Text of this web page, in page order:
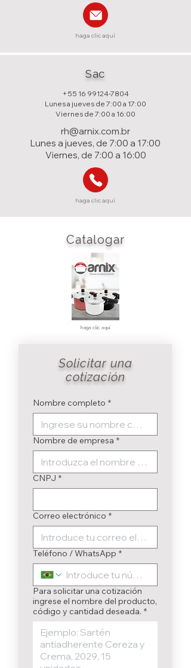
haga clic aquí
Sac
+55 16 99124-7804
Lunes a jueves de 7:00 a 17:00
Viernes de 7:00 a 16:00
rh@arnix.com.br
Lunes a jueves, de 7:00 a 17:00
Viernes, de 7:00 a 16:00
haga clic aquí
Catalogar
haga clic aquí
Nombre completo *
Nombre de empresa *
CNPJ *
Correo electrónico *
Teléfono / WhatsApp *
Para solicitar una cotización
ingrese el nombre del producto,
código y cantidad deseada. *
Solicitar una
cotización